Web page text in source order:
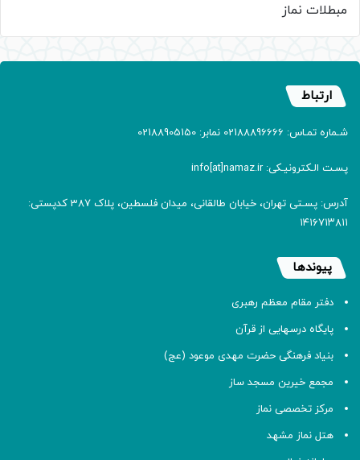
مبطلات نماز
ارتباط
شـماره تمـاس: 02188896666 نمابر: 02188905150
پسـت الـکترونیـکی: info[at]namaz.ir
آدرس: پسـتی تهران، خیابان طالقانی، میدان فلسطین، پلاک 387 کدپستی:
۱۴۱۶۷۱۳۸۱۱
پیوندها
دفتر مقام معظم رهبری
پایگاه درسهایی از قرآن
بنیاد فرهنگی حضرت مهدی موعود (عج)
مجمع خیرین مسجد ساز
مرکز تخصصی نماز
هتل نماز مشهد